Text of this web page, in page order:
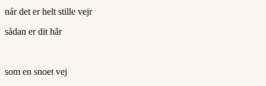
når det er helt stille vejr
sådan er dit hår
som en snoet vej